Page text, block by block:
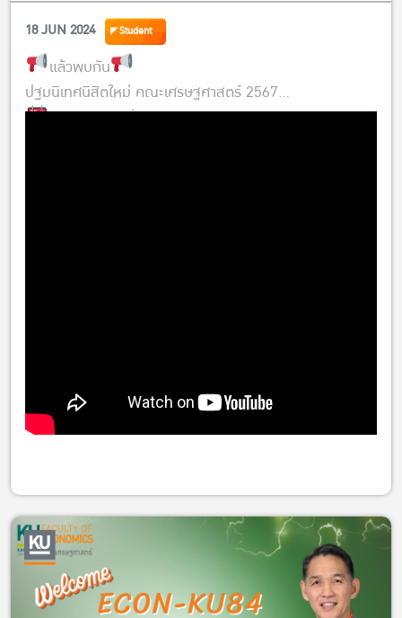
18 JUN 2024
Student
แล้วพบกัน
ปฐมนิเทศนิสิตใหม่ คณะเศรษฐศาสตร์ 2567
วันพฤหัสบดีที่ 20 มิถุนายน 2567